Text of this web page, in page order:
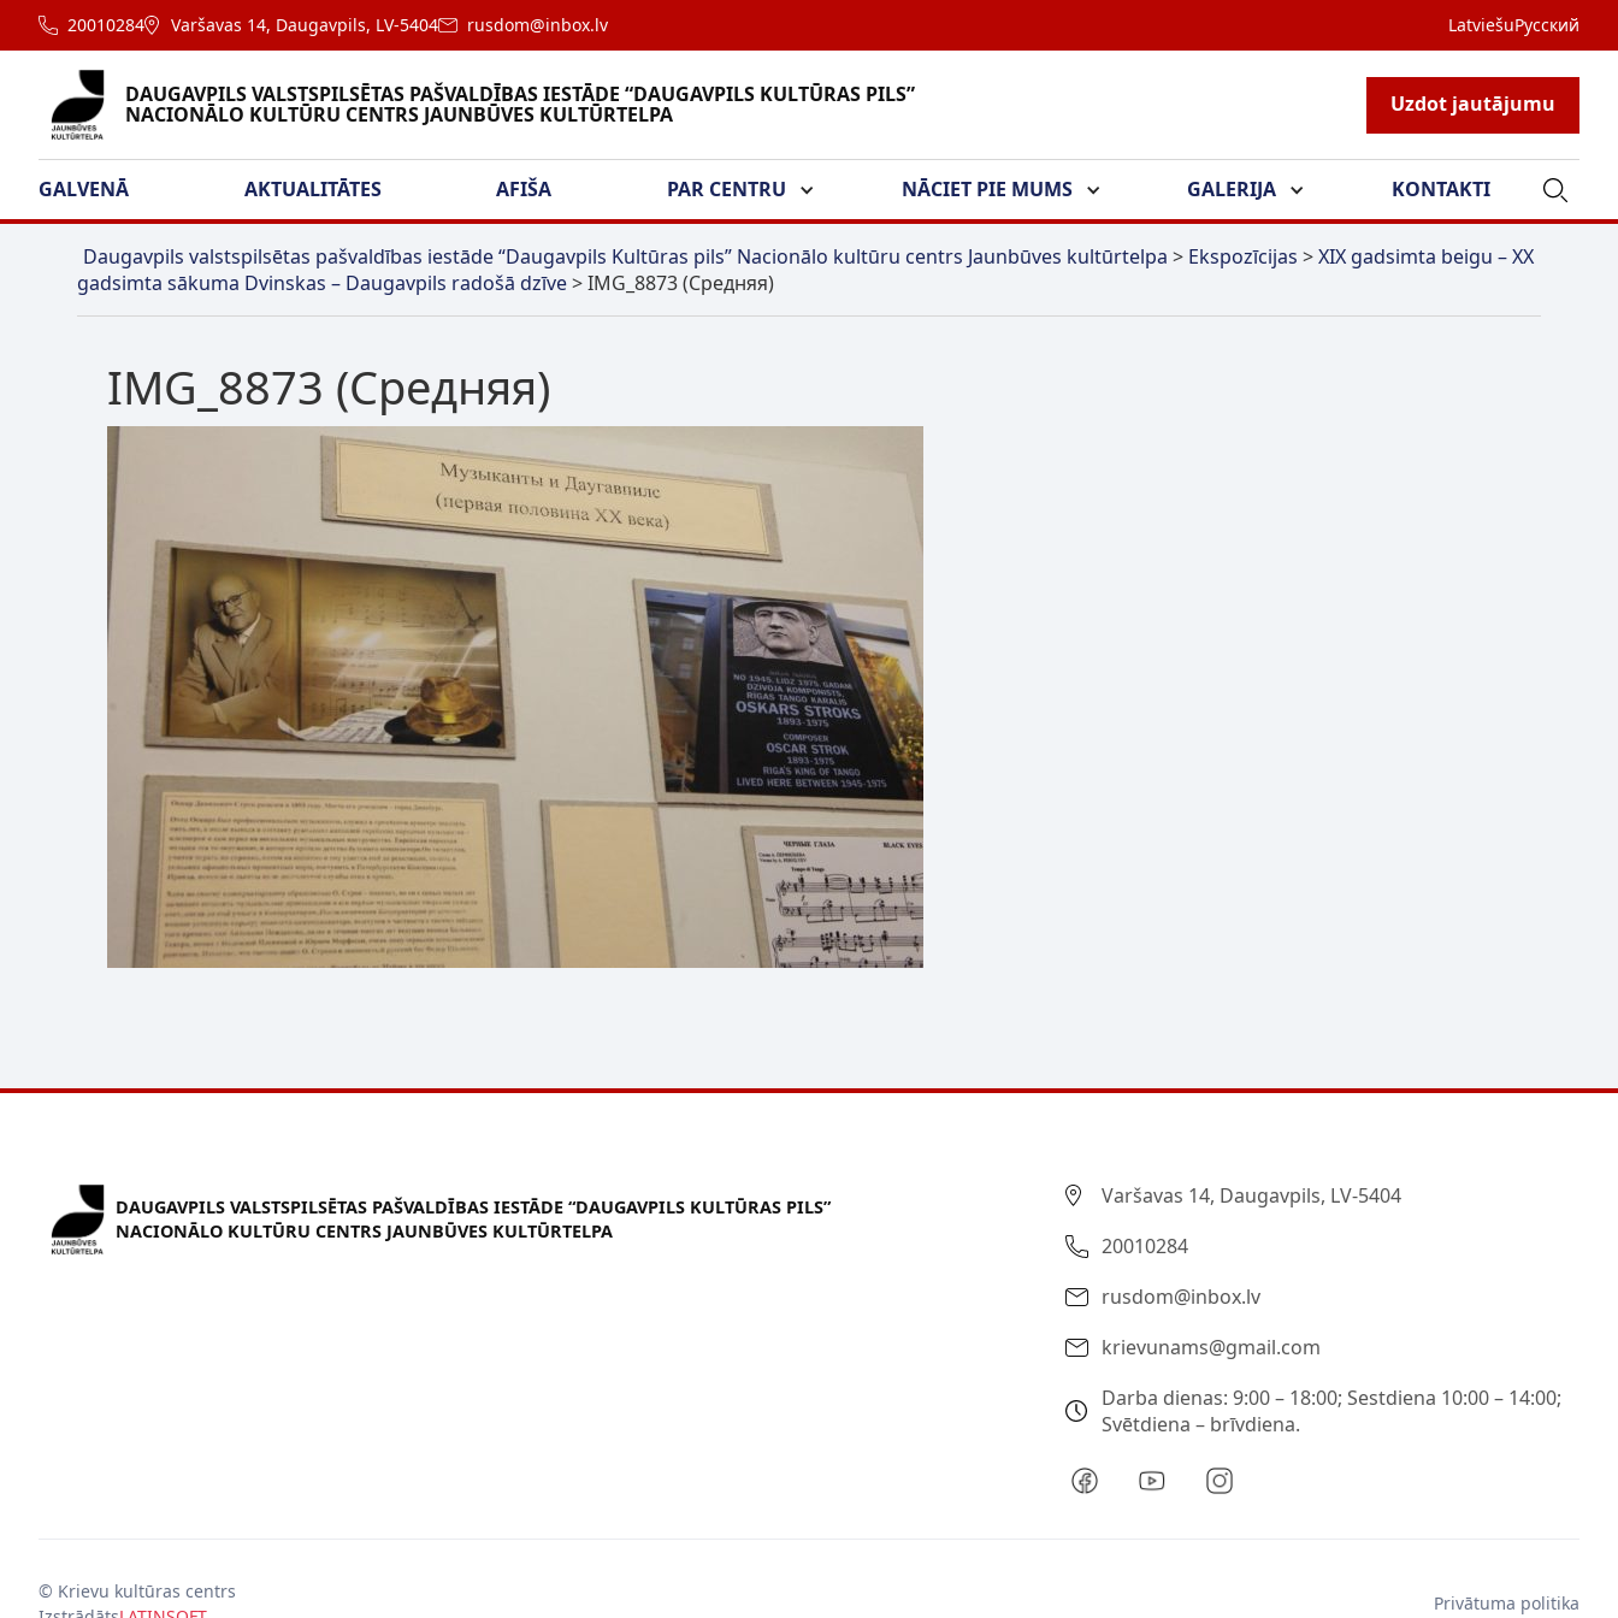
20010284 Varšavas 14, Daugavpils, LV-5404 rusdom@inbox.lv LatviešuРусский
DAUGAVPILS VALSTSPILSĒTAS PAŠVALDĪBAS IESTĀDE “DAUGAVPILS KULTŪRAS PILS”
NACIONĀLO KULTŪRU CENTRS JAUNBŪVES KULTŪRTELPA Uzdot jautājumu
GALVENĀ AKTUALITĀTES AFIŠA PAR CENTRU NĀCIET PIE MUMS GALERIJA KONTAKTI
Daugavpils valstspilsētas pašvaldības iestāde “Daugavpils Kultūras pils” Nacionālo kultūru centrs Jaunbūves kultūrtelpa > Ekspozīcijas >XIX gadsimta beigu – XX
gadsimta sākuma Dvinskas – Daugavpils radošā dzīve>IMG_8873 (Средняя)
IMG_8873 (Средняя)
DAUGAVPILS VALSTSPILSĒTAS PAŠVALDĪBAS IESTĀDE “DAUGAVPILS KULTŪRAS PILS”
NACIONĀLO KULTŪRU CENTRS JAUNBŪVES KULTŪRTELPA
Varšavas 14, Daugavpils, LV-5404
20010284
rusdom@inbox.lv
krievunams@gmail.com
Darba dienas: 9:00 – 18:00; Sestdiena 10:00 – 14:00;
Svētdiena – brīvdiena.
© Krievu kultūras centrs
Privātuma politika